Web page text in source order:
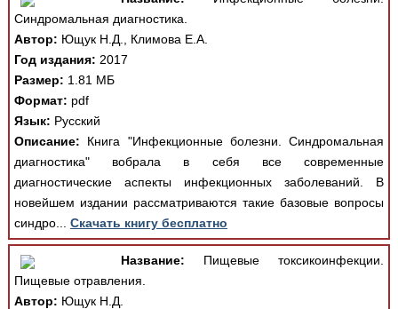
Синдромальная диагностика.
Автор: Ющук Н.Д., Климова Е.А.
Год издания: 2017
Размер: 1.81 МБ
Формат: pdf
Язык: Русский
Описание: Книга "Инфекционные болезни. Синдромальная
диагностика" вобрала в себя все современные
диагностические аспекты инфекционных заболеваний. В
новейшем издании рассматриваются такие базовые вопросы
синдро... Скачать книгу бесплатно
Название: Пищевые токсикоинфекции.
Пищевые отравления.
Автор: Ющук Н.Д.